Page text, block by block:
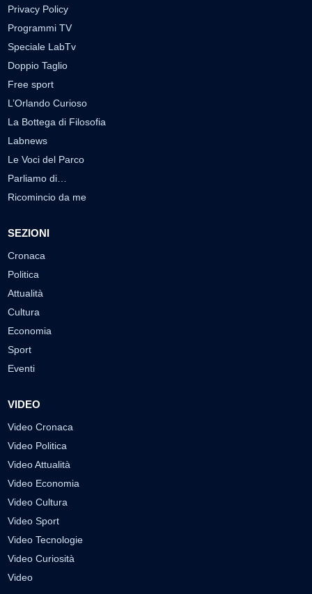
Privacy Policy
Programmi TV
Speciale LabTv
Doppio Taglio
Free sport
L’Orlando Curioso
La Bottega di Filosofia
Labnews
Le Voci del Parco
Parliamo di…
Ricomincio da me
SEZIONI
Cronaca
Politica
Attualità
Cultura
Economia
Sport
Eventi
VIDEO
Video Cronaca
Video Politica
Video Attualità
Video Economia
Video Cultura
Video Sport
Video Tecnologie
Video Curiosità
Video